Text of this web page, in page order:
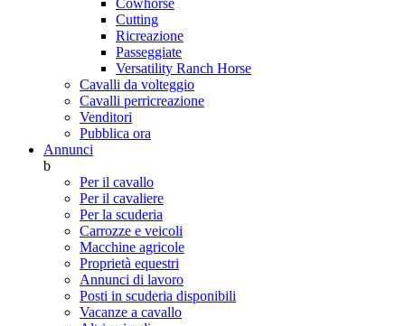
Cowhorse
Cutting
Ricreazione
Passeggiate
Versatility Ranch Horse
Cavalli da volteggio
Cavalli perricreazione
Venditori
Pubblica ora
Annunci
b
Per il cavallo
Per il cavaliere
Per la scuderia
Carrozze e veicoli
Macchine agricole
Proprietà equestri
Annunci di lavoro
Posti in scuderia disponibili
Vacanze a cavallo